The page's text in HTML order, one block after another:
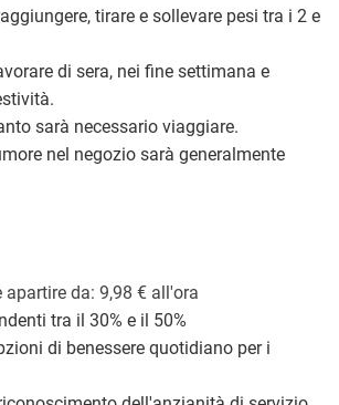
tirare e sollevare pesi tra i 2 e
di sera, nei fine settimana e
sarà necessario viaggiare.
nel negozio sarà generalmente
apartire da: 9,98 € all'ora
tra il 30% e il 50%
di benessere quotidiano per i